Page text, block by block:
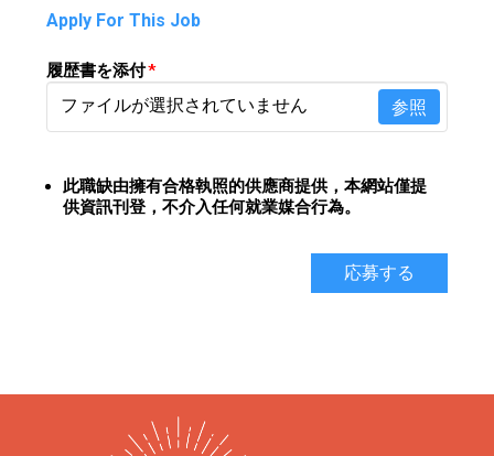
Apply For This Job
履歴書を添付*
ファイルが選択されていません 参照
此職缺由擁有合格執照的供應商提供， 本網站僅提
供資訊刊登，不介入任何就業媒合行為。
応募する